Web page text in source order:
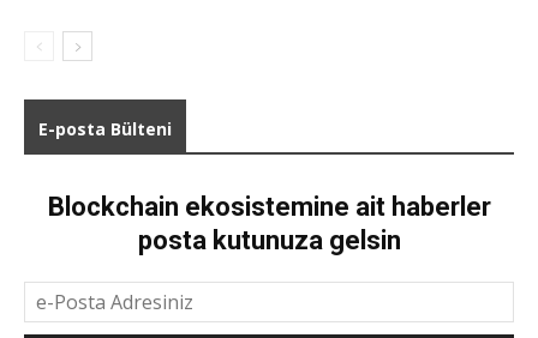
E-posta Bülteni
Blockchain ekosistemine ait haberler
posta kutunuza gelsin